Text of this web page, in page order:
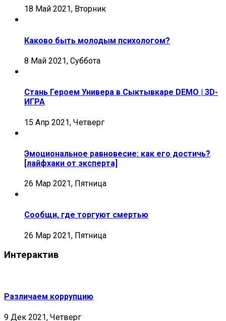
18 Май 2021, Вторник
Каково быть молодым психологом?
8 Май 2021, Суббота
Стань Героем Универа в Сыктывкаре DEMO | 3D-
ИГРА
15 Апр 2021, Четверг
Эмоциональное равновесие: как его достичь?
[лайфхаки от эксперта]
26 Мар 2021, Пятница
Сообщи, где торгуют смертью
26 Мар 2021, Пятница
Интерактив
Различаем коррупцию
9 Дек 2021, Четверг